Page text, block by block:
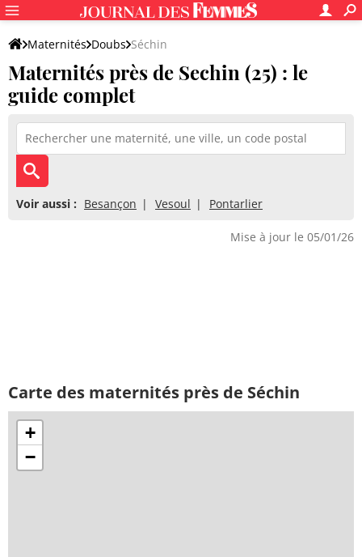
Maternités Doubs Séchin
Maternités près de Sechin (25) : le
guide complet
Voir aussi : Besançon Vesoul Pontarlier
Mise à jour le 05/01/26
Carte des maternités près de Séchin
+
−